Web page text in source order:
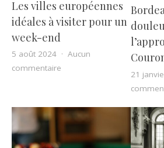
Les villes européennes
idéales à visiter pour un
week-end
5 août 2024
Aucun
commentaire
21